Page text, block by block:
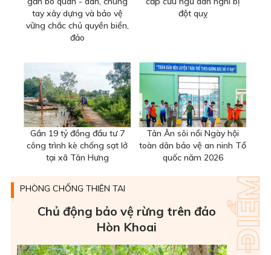
tay xây dựng và bảo vệ
vững chắc chủ quyền biển,
đảo
đột quỵ
Gần 19 tỷ đồng đầu tư 7
công trình kè chống sạt lở
tại xã Tân Hưng
Tân Ân sôi nổi Ngày hội
toàn dân bảo vệ an ninh Tổ
quốc năm 2026
PHÒNG CHỐNG THIÊN TAI
Chủ động bảo vệ rừng trên đảo
Hòn Khoai